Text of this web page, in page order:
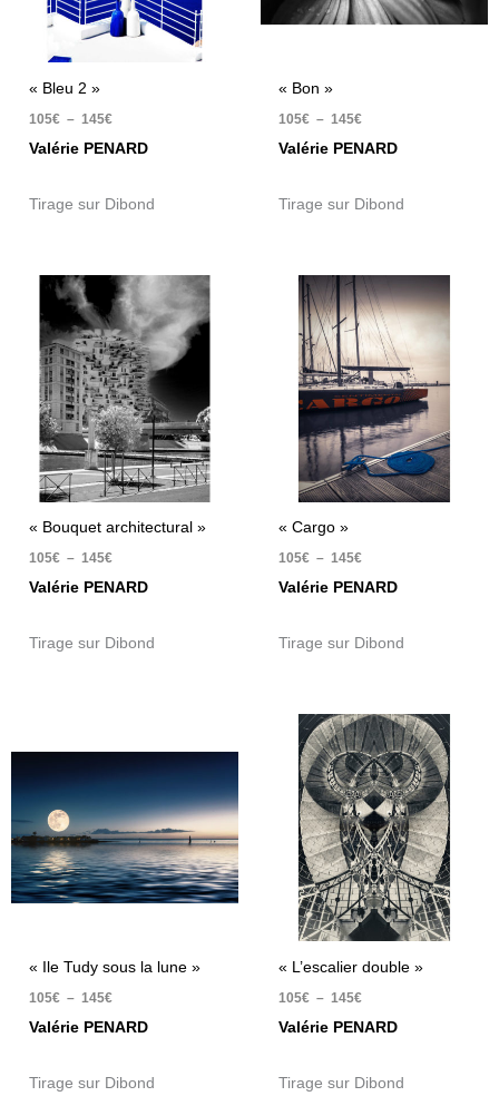
« Bleu 2 »
105€ – 145€
Valérie PENARD
Tirage sur Dibond
« Bon »
105€ – 145€
Valérie PENARD
Tirage sur Dibond
« Bouquet architectural »
105€ – 145€
Plage
de
prix :
105€
à
145€
Valérie PENARD
Tirage sur Dibond
« Cargo »
105€ – 145€
Plage
de
prix :
105€
à
145€
Valérie PENARD
Tirage sur Dibond
« Ile Tudy sous la lune »
105€ – 145€
145€
Valérie PENARD
Tirage sur Dibond
« L’escalier double »
105€ – 145€
Plage
de
prix :
105€
à
145€
Valérie PENARD
Tirage sur Dibond